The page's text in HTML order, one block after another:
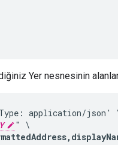
Yer nesnesinin
application/json'